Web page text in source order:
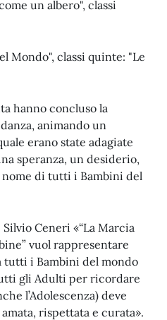
un albero", classi
Mondo", classi quinte: "Le
hanno concluso la
animando un
erano state adagiate
speranza, un desiderio,
nome di tutti i Bambini del
Ceneri «“La Marcia
vuol rappresentare
tutti i Bambini del mondo
gli Adulti per ricordare
l’Adolescenza) deve
rispettata e curata».